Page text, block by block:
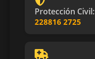
Protección Civil:
228816 2725